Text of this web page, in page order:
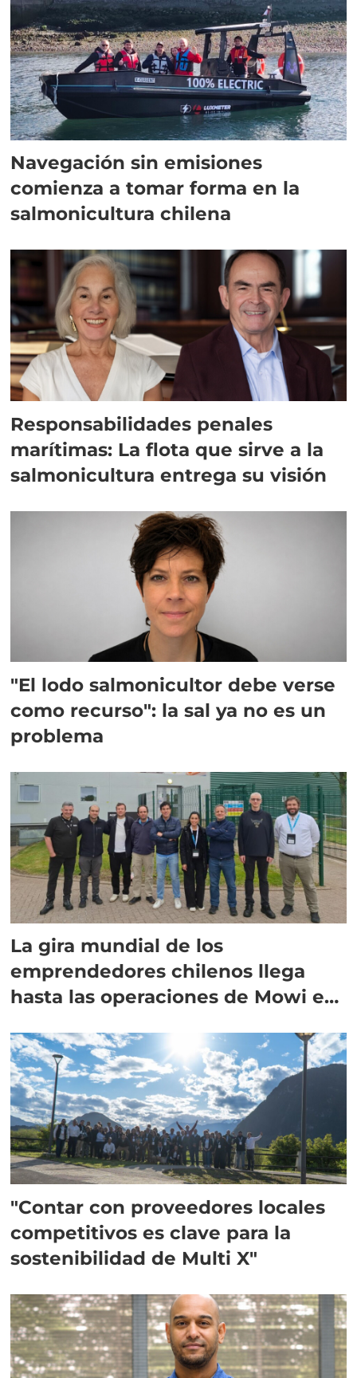
Navegación sin emisiones
comienza a tomar forma en la
salmonicultura chilena
Responsabilidades penales
marítimas: La flota que sirve a la
salmonicultura entrega su visión
"El lodo salmonicultor debe verse
como recurso": la sal ya no es un
problema
La gira mundial de los
emprendedores chilenos llega
hasta las operaciones de Mowi en
"Contar con proveedores locales
competitivos es clave para la
sostenibilidad de Multi X"